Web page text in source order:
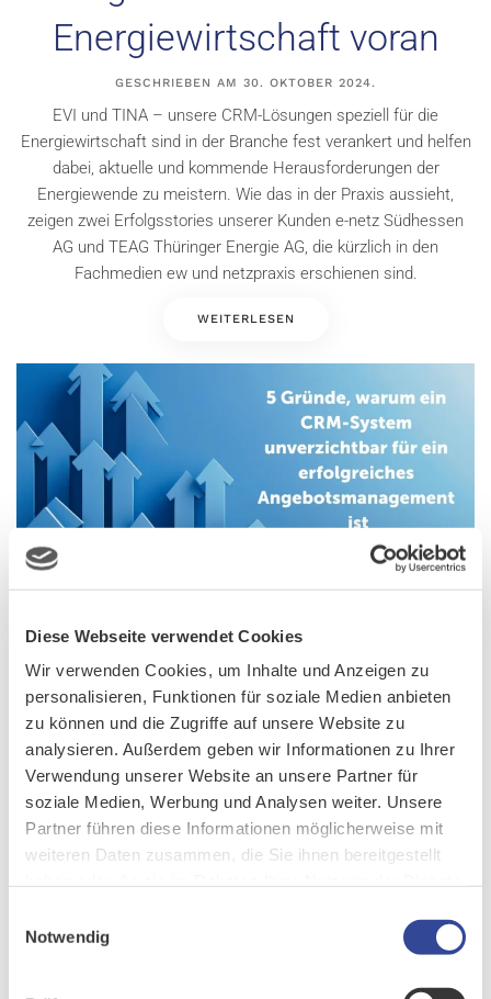
Diese Webseite verwendet Cookies
Wir verwenden Cookies, um Inhalte und Anzeigen zu
personalisieren, Funktionen für soziale Medien anbieten
zu können und die Zugriffe auf unsere Website zu
analysieren. Außerdem geben wir Informationen zu Ihrer
Verwendung unserer Website an unsere Partner für
soziale Medien, Werbung und Analysen weiter. Unsere
Partner führen diese Informationen möglicherweise mit
weiteren Daten zusammen, die Sie ihnen bereitgestellt
Notwendig
Energiewirtschaft voran
GESCHRIEBEN AM 30. OKTOBER 2024.
EVI und TINA – unsere CRM-Lösungen speziell für die
Energiewirtschaft sind in der Branche fest verankert und helfen
dabei, aktuelle und kommende Herausforderungen der
Energiewende zu meistern. Wie das in der Praxis aussieht,
zeigen zwei Erfolgsstories unserer Kunden e-netz Südhessen
AG und TEAG Thüringer Energie AG, die kürzlich in den
Fachmedien ew und netzpraxis erschienen sind.
WEITERLESEN
5 Gründe, warum ein CRM-
System unverzichtbar für
ein erfolgreiches
Angebotsmanagement ist
In der heutigen Geschäftswelt, in der Kundenansprüche steigen
Angebotsmanagement eine zentrale Rolle für den